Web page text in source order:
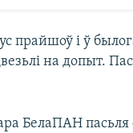
прайшоў і ў
на допыт.
БелаПАН пасьля